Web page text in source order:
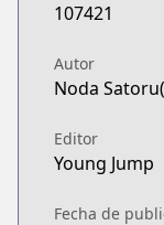
107421
Autor
Noda
Editor
Young Jump
Fecha de